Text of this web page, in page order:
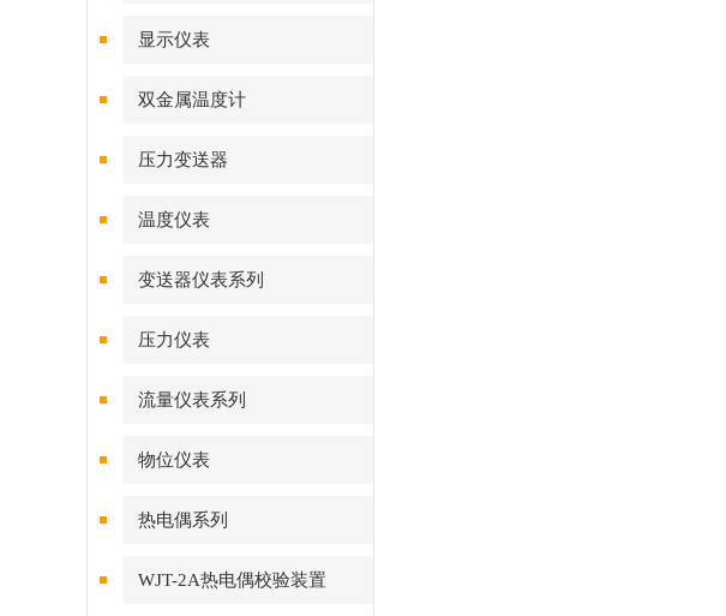
显示仪表
双金属温度计
压力变送器
温度仪表
变送器仪表系列
压力仪表
流量仪表系列
物位仪表
热电偶系列
WJT-2A热电偶校验装置